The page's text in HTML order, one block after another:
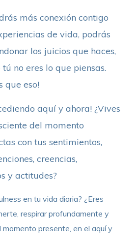
más conexión contigo
de vida, podrás
los juicios que haces,
no eres lo que piensas.
que eso!
aquí y ahora! ¿Vives
del momento
con tus sentimientos,
creencias,
y actitudes?
en tu vida diaria? ¿Eres
respirar profundamente y
presente, en el aquí y